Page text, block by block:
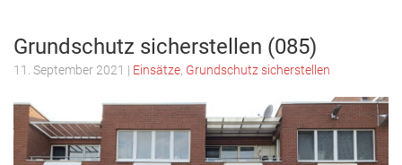
Grundschutz sicherstellen (085)
11. September 2021 | Einsätze, Grundschutz sicherstellen